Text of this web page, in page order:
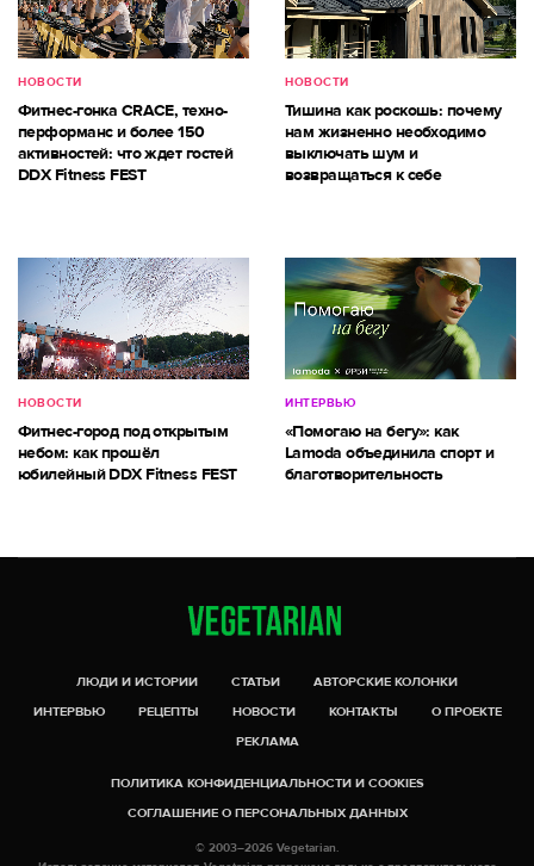
НОВОСТИ
Фитнес-гонка CRACE, техно-
перформанс и более 150
активностей: что ждет гостей
DDX Fitness FEST
НОВОСТИ
Тишина как роскошь: почему
нам жизненно необходимо
выключать шум и
возвращаться к себе
НОВОСТИ
Фитнес-город под открытым
небом: как прошёл
юбилейный DDX Fitness FEST
ИНТЕРВЬЮ
«Помогаю на бегу»: как
Lamoda объединила спорт и
благотворительность
ЛЮДИ И ИСТОРИИ СТАТЬИ
АВТОРСКИЕ КОЛОНКИ
ИНТЕРВЬЮ
РЕЦЕПТЫ НОВОСТИ КОНТАКТЫ
О ПРОЕКТЕ
РЕКЛАМА
ПОЛИТИКА КОНФИДЕНЦИАЛЬНОСТИ И COOKIES
СОГЛАШЕНИЕ О ПЕРСОНАЛЬНЫХ ДАННЫХ
© 2003–2026 Vegetarian.